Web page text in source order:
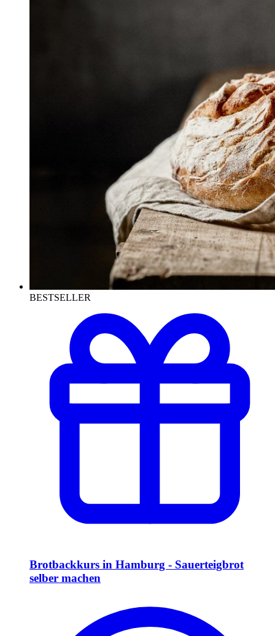
BESTSELLER
Brotbackkurs in Hamburg - Sauerteigbrot
selber machen